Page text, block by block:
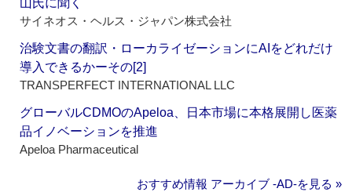
山氏に聞く
サイネオス・ヘルス・ジャパン株式会社
治験文書の翻訳・ローカライゼーションにAIをどれだけ
導入できるかーその[2]
TRANSPERFECT INTERNATIONAL LLC
グローバルCDMOのApeloa、日本市場に本格展開し医薬
品イノベーションを推進
Apeloa Pharmaceutical
おすすめ情報 アーカイブ ‐AD‐を見る »